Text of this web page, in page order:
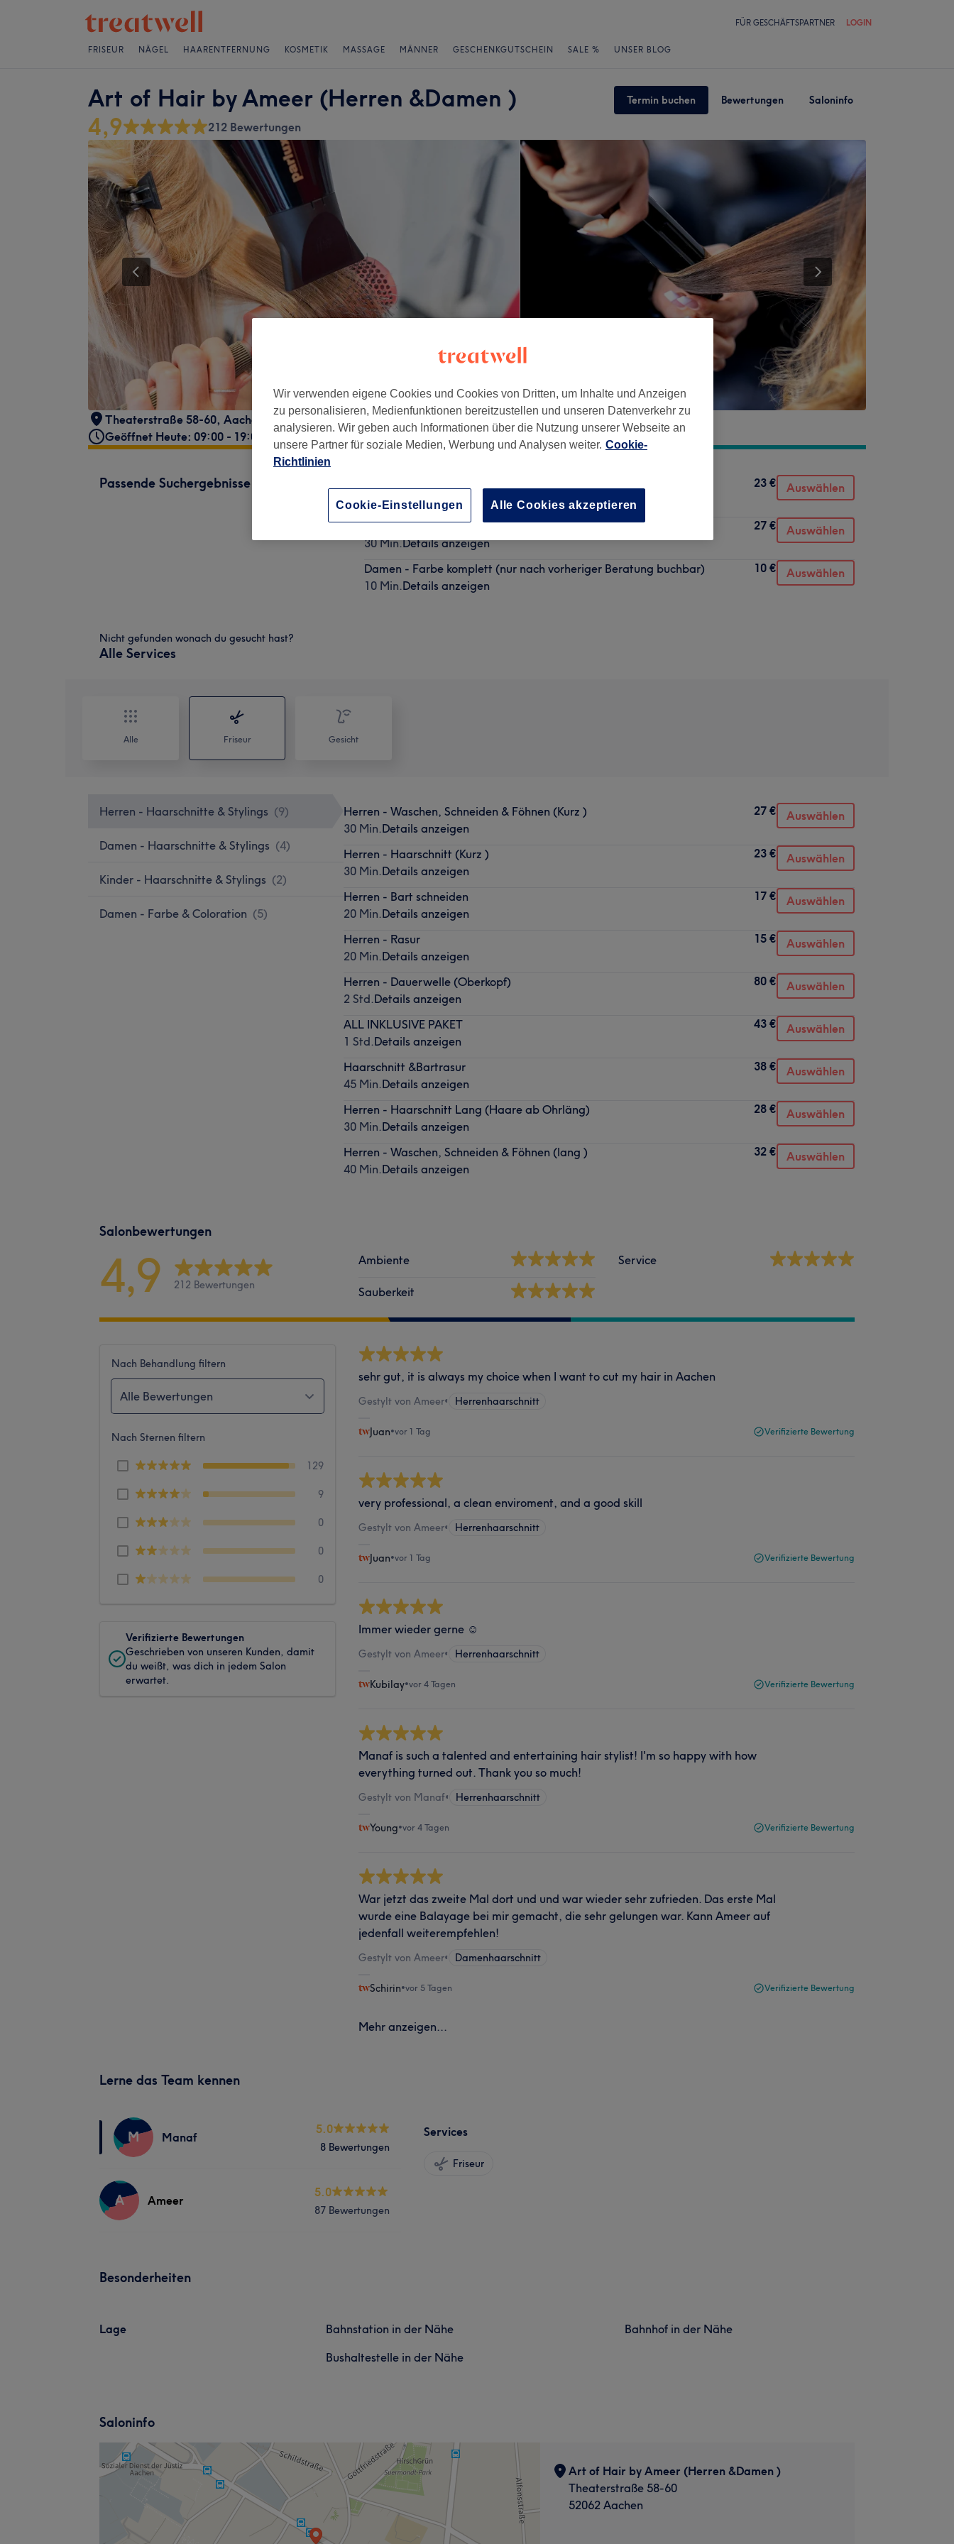
FÜR GESCHÄFTSPARTNER LOGIN
FRISEUR NÄGEL HAARENTFERNUNG KOSMETIK MASSAGE MÄNNER GESCHENKGUTSCHEIN SALE % UNSER BLOG
Art of Hair by Ameer (Herren &Damen ) Termin buchen Bewertungen Saloninfo
4,9 212 Bewertungen
Theaterstraße 58-60, Aachen
52062
Geöffnet Heute: 09:00 - 19:00
Passende Suchergebnisse
30 Min.Details anzeigen
23 € Auswählen
Herren - Waschen, Schneiden & Föhnen (Kurz )
30 Min.Details anzeigen
27 € Auswählen
Damen - Farbe komplett (nur nach vorheriger Beratung buchbar)
10 Min.Details anzeigen
10 € Auswählen
Nicht gefunden wonach du gesucht hast?
Alle Services
Alle Friseur Gesicht
Herren - Haarschnitte & Stylings (9)
Damen - Haarschnitte & Stylings (4)
Kinder - Haarschnitte & Stylings (2)
Damen - Farbe & Coloration (5)
Herren - Waschen, Schneiden & Föhnen (Kurz )
30 Min.Details anzeigen
27 € Auswählen
Herren - Haarschnitt (Kurz )
30 Min.Details anzeigen
23 € Auswählen
Herren - Bart schneiden
20 Min.Details anzeigen
17 € Auswählen
Herren - Rasur
20 Min.Details anzeigen
15 € Auswählen
Herren - Dauerwelle (Oberkopf)
2 Std.Details anzeigen
80 € Auswählen
ALL INKLUSIVE PAKET
1 Std.Details anzeigen
43 € Auswählen
Haarschnitt &Bartrasur
45 Min.Details anzeigen
38 € Auswählen
Herren - Haarschnitt Lang (Haare ab Ohrläng)
30 Min.Details anzeigen
28 € Auswählen
Herren - Waschen, Schneiden & Föhnen (lang )
40 Min.Details anzeigen
32 € Auswählen
Salonbewertungen
4,9 212 Bewertungen
Ambiente
Sauberkeit
Service
Nach Behandlung filtern
Alle Bewertungen
Nach Sternen filtern
129
9
0
0
0
Verifizierte Bewertungen
Geschrieben von unseren Kunden, damit
du weißt, was dich in jedem Salon
erwartet.
sehr gut, it is always my choice when I want to cut my hair in Aachen
Gestylt von Ameer• Herrenhaarschnitt
Juan•vor 1 Tag Verifizierte Bewertung
very professional, a clean enviroment, and a good skill
Gestylt von Ameer• Herrenhaarschnitt
Juan•vor 1 Tag Verifizierte Bewertung
Immer wieder gerne ☺️
Gestylt von Ameer• Herrenhaarschnitt
Kubilay•vor 4 Tagen Verifizierte Bewertung
Manaf is such a talented and entertaining hair stylist! I'm so happy with how
everything turned out. Thank you so much!
Gestylt von Manaf• Herrenhaarschnitt
Young•vor 4 Tagen Verifizierte Bewertung
War jetzt das zweite Mal dort und und war wieder sehr zufrieden. Das erste Mal
wurde eine Balayage bei mir gemacht, die sehr gelungen war. Kann Ameer auf
jedenfall weiterempfehlen!
Gestylt von Ameer• Damenhaarschnitt
Schirin•vor 5 Tagen Verifizierte Bewertung
Mehr anzeigen...
Lerne das Team kennen
M Manaf
5.0
8 Bewertungen
A Ameer
5.0
87 Bewertungen
Services
Friseur
Besonderheiten
Lage
Bahnstation in der Nähe
Bushaltestelle in der Nähe
Bahnhof in der Nähe
Saloninfo
Art of Hair by Ameer (Herren &Damen )
Theaterstraße 58-60
52062 Aachen
Wir verwenden eigene Cookies und Cookies von Dritten, um Inhalte und Anzeigen
zu personalisieren, Medienfunktionen bereitzustellen und unseren Datenverkehr zu
analysieren. Wir geben auch Informationen über die Nutzung unserer Webseite an
unsere Partner für soziale Medien, Werbung und Analysen weiter. Cookie-
Richtlinien
Cookie-Einstellungen Alle Cookies akzeptieren